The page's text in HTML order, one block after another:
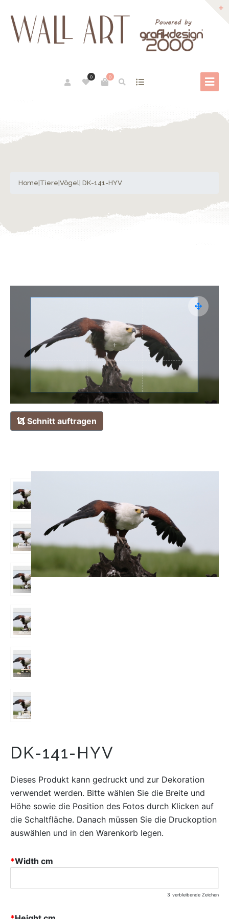
0
0
Home Tiere Vögel | DK-141-HYV
Schnitt auftragen
DK-141-HYV
Dieses Produkt kann gedruckt und zur Dekoration
verwendet werden. Bitte wählen Sie die Breite und
Höhe sowie die Position des Fotos durch Klicken auf
die Schaltfläche. Danach müssen Sie die Druckoption
auswählen und in den Warenkorb legen.
*Width cm
3 verbleibende Zeichen